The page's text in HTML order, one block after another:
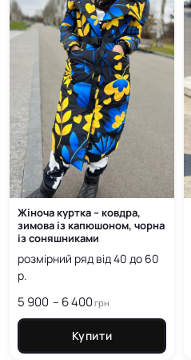
Жіноча куртка – ковдра,
зимова із капюшоном, чорна
із соняшниками
розмірний ряд від 40 до 60
р.
5 900 – 6 400 грн
range:
5 900
грн
Купити